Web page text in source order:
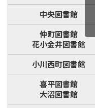
中央図書館
仲町図書館
花小金井図書館
小川西町図書館
喜平図書館
大沼図書館